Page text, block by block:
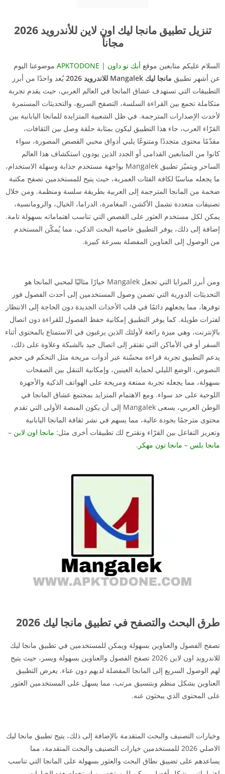
تنزيل تطبيق مانجا ليك اون لاين للأندرويد 2026
مجاناً
السلام عليكم متابعين موقع أبك تو داون | APKTODONE
موضوعنا اليوم
عن أشهر تطبيق مانجا ليك Mangalek للاندرويد 2026
يُعد واحدًا من أبرز
التطبيقات التي تستهدف عشاق المانجا في العالم العربي، حيث يقدم تجربة
متكاملة تجمع بين القراءة السلسة، التصفح السريع، والتحديثات المستمرة
لأحدث الإصدارات المترجمة. في ظل الشعبية المتزايدة للمانجا اليابانية بين
القرّاء العرب، جاء هذا التطبيق ليكون بمثابة حلقة وصل بين الثقافات،
مقدّمًا محتوى متجددًا ومتنوعًا يلبي أذواق محبي القصص المصورة، سواء
كانوا من المتابعين القدامى أو الجدد الذين يودون استكشاف هذا العالم
الساحر ويتميّز تطبيق Mangalek بواجهة مستخدم جذابة وسهلة الاستخدام،
ما يجعله مناسبًا لكافة الفئات العمرية، حيث يتيح للمستخدمين تصفح مكتبة
ضخمة من المانجا المترجمة إلى العربية بطريقة سلسة ومنظمة. ومن خلال
تصنيفات متعددة تشمل الأكشن، المغامرة، الدراما، الخيال، والرومانسية،
يمكن لكل مستخدم العثور على القصص التي تناسب اهتماماته بسهولة تامة.
إضافة إلى ذلك، يوفر التطبيق خاصية البحث الذكي، مما يُمكّن المستخدم
من الوصول إلى العناوين المفضلة بسرعة كبيرة.
ومن أبرز المزايا التي تجعل Mangalek خيارًا مثاليًا لمحبي المانجا هو
التحديثات الدورية التي تضمن وصول المستخدمين إلى أحدث الفصول فور
توفرها، مما يجعلهم دائمًا في قلب الأحداث الجديدة دون الحاجة إلى الانتظار
لفترات طويلة. كما يوفر التطبيق إمكانية حفظ الفصول للقراءة دون اتصال
بالإنترنت، وهي ميزة رائعة لأولئك الذين يرغبون في الاستمتاع بالمحتوى أثناء
السفر أو في الأماكن التي تفتقر إلى اتصال جيد بالشبكة وعلاوة على ذلك،
يدعم التطبيق تجربة قراءة محسّنة عبر أدوات مريحة مثل التحكم في حجم
النصوص، الوضع الليلي لحماية العينين، وإمكانية التنقل بين الصفحات
بسهولة، مما يجعله تجربة ممتعة ومريحة على الهواتف الذكية والأجهزة
اللوحية على حد سواء. ومع الاهتمام المتزايد بمجتمع عشاق المانجا في
الوطن العربي، يسعى Mangalek إلى أن يكون المنصة الأولى التي تقدم
محتوى مترجمًا بجودة عالية، مما يسهم في نشر ثقافة المانجا اليابانية
وتعزيز التفاعل بين القرّاء ونقترح لك تطبيقات أخرى مثل: مانجا اون لاين –
مانجا بلس – مانجا تون مهكر .
طرق البحث والتصفح في تطبيق مانجا ليك 2026
تصفح الفصول والعناوين بسهولة ويمكن للمستخدمين في تطبيق مانجا ليك
للاندرويد اون لاين 2026 تصفح الفصول والعناوين بسهولة ويسر، حيث يتيح
لهم الوصول السريع إلى المانجا المفضلة لديهم دون عناء. يعرض التطبيق
العناوين بشكل منظم وبتنسيق مرتب، مما يسهل على المستخدمين العثور
على المحتوى الذي يبحثون عنه.
وخيارات التصنيف والبحث المتقدمة بالإضافة إلى ذلك، يتيح تطبيق مانجا ليك
الاصلي 2026 للمستخدمين خيارات التصنيف والبحث المتقدمة، مما
يساعدهم على تضييق نطاق البحث والعثور بسهولة على المانجا التي تناسب